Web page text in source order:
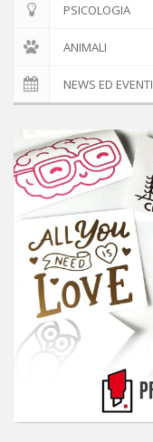
PSICOLOGIA
ANIMALI
NEWS ED EVENTI